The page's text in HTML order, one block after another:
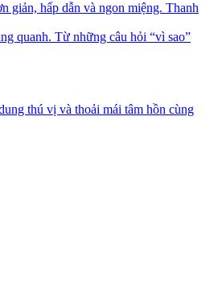
giản, hấp dẫn và ngon miệng. Thanh
quanh. Từ những câu hỏi “vì sao”
thú vị và thoải mái tâm hồn cùng